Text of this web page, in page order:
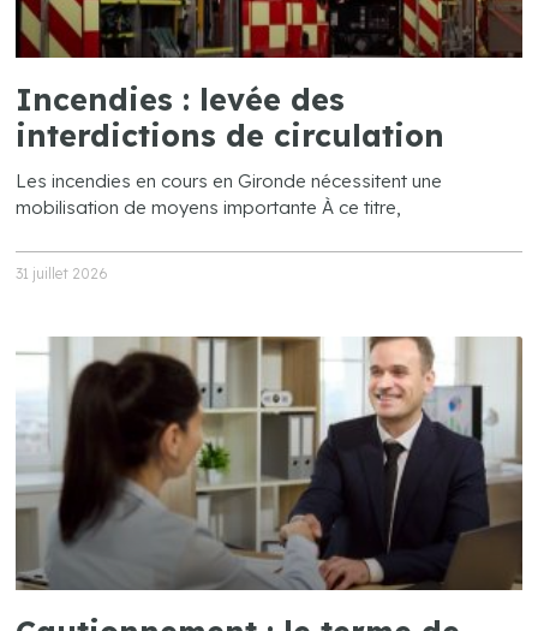
Incendies : levée des
interdictions de circulation
Les incendies en cours en Gironde nécessitent une
mobilisation de moyens importante À ce titre,
31 juillet 2026